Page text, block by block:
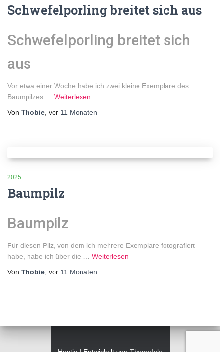
Schwefelporling breitet sich aus
Schwefelporling breitet sich
aus
Vor etwa einer Woche habe ich zwei kleine Exemplare des
Baumpilzes … Weiterlesen
Von Thobie , vor 11 Monaten
2025
Baumpilz
Baumpilz
Für diesen Pilz, von dem ich mehrere Exemplare fotografiert
habe, habe ich über die … Weiterlesen
Von Thobie , vor 11 Monaten